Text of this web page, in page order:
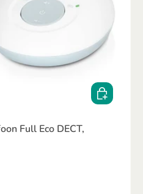
Full Eco DECT,